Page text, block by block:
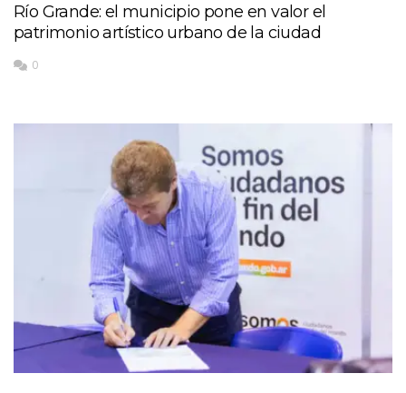
Río Grande: el municipio pone en valor el
patrimonio artístico urbano de la ciudad
0